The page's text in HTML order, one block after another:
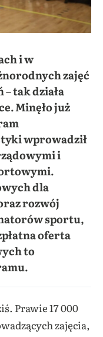
i w
zajęć
tak działa
Minęło już
wprowadził
i
dla
rozwój
sportu,
oferta
to
Prawie 17 000
zajęcia,